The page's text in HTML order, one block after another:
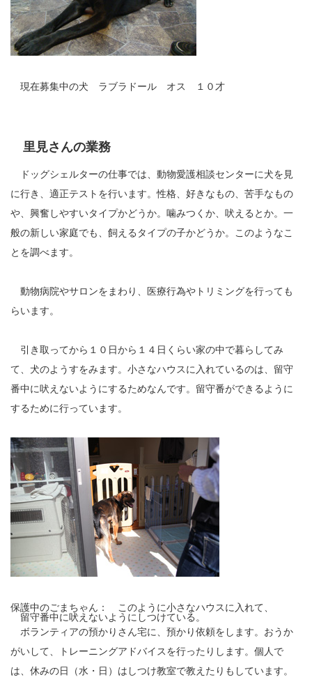
現在募集中の犬 ラブラドール オス １０才
里見さんの業務
ドッグシェルターの仕事では、動物愛護相談センターに犬を見
に行き、適正テストを行います。性格、好きなもの、苦手なもの
や、興奮しやすいタイプかどうか。噛みつくか、吠えるとか。一
般の新しい家庭でも、飼えるタイプの子かどうか。このようなこ
とを調べます。
動物病院やサロンをまわり、医療行為やトリミングを行っても
らいます。
引き取ってから１０日から１４日くらい家の中で暮らしてみ
て、犬のようすをみます。小さなハウスに入れているのは、留守
番中に吠えないようにするためなんです。留守番ができるように
するために行っています。
保護中のごまちゃん： このように小さなハウスに入れて、
留守番中に吠えないようにしつけている。
ボランティアの預かりさん宅に、預かり依頼をします。おうか
がいして、トレーニングアドバイスを行ったりします。個人で
は、休みの日（水・日）はしつけ教室で教えたりもしています。